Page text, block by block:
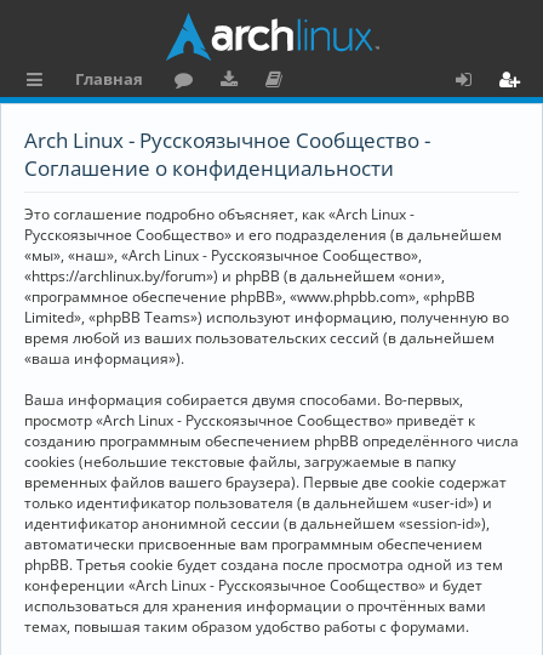
ы
к
и
Главная
ру
ру
и
ку
е
н
та
ц
я
Arch Linux - Русскоязычное Сообщество -
Соглашение о конфиденциальности
Это соглашение подробно объясняет, как «Arch Linux -
Русскоязычное Сообщество» и его подразделения (в дальнейшем
«мы», «наш», «Arch Linux - Русскоязычное Сообщество»,
«https://archlinux.by/forum») и phpBB (в дальнейшем «они»,
«программное обеспечение phpBB», «www.phpbb.com», «phpBB
Limited», «phpBB Teams») используют информацию, полученную во
время любой из ваших пользовательских сессий (в дальнейшем
«ваша информация»).
Ваша информация собирается двумя способами. Во-первых,
просмотр «Arch Linux - Русскоязычное Сообщество» приведёт к
созданию программным обеспечением phpBB определённого числа
cookies (небольшие текстовые файлы, загружаемые в папку
временных файлов вашего браузера). Первые две cookie содержат
только идентификатор пользователя (в дальнейшем «user-id») и
идентификатор анонимной сессии (в дальнейшем «session-id»),
автоматически присвоенные вам программным обеспечением
phpBB. Третья cookie будет создана после просмотра одной из тем
конференции «Arch Linux - Русскоязычное Сообщество» и будет
использоваться для хранения информации о прочтённых вами
темах, повышая таким образом удобство работы с форумами.